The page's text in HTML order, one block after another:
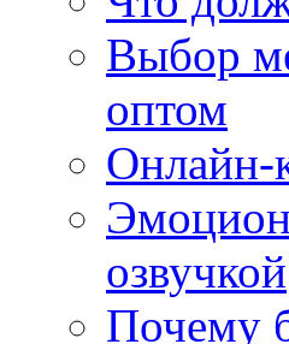
Выбор
оптом
Онлайн-
озвучкой
Почему